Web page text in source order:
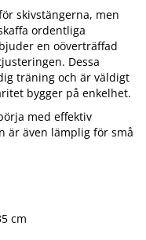
skivstängerna, men
ordentliga
en oöverträffad
Dessa
träning och är väldigt
bygger på enkelhet.
med effektiv
är även lämplig för små
cm